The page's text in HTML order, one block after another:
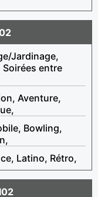
Jardinage,
Soirées entre
Aventure,
Bowling,
Latino, Rétro,